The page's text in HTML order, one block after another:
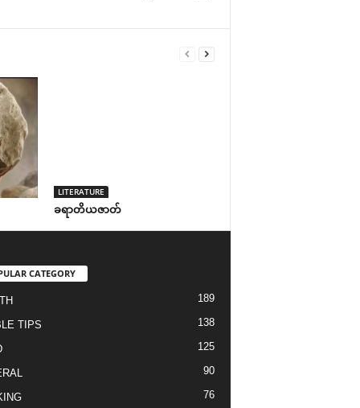
LITERATURE
ခရာတိယဇာတ်
CATEGORY
189
TIPS 138
125
90
76